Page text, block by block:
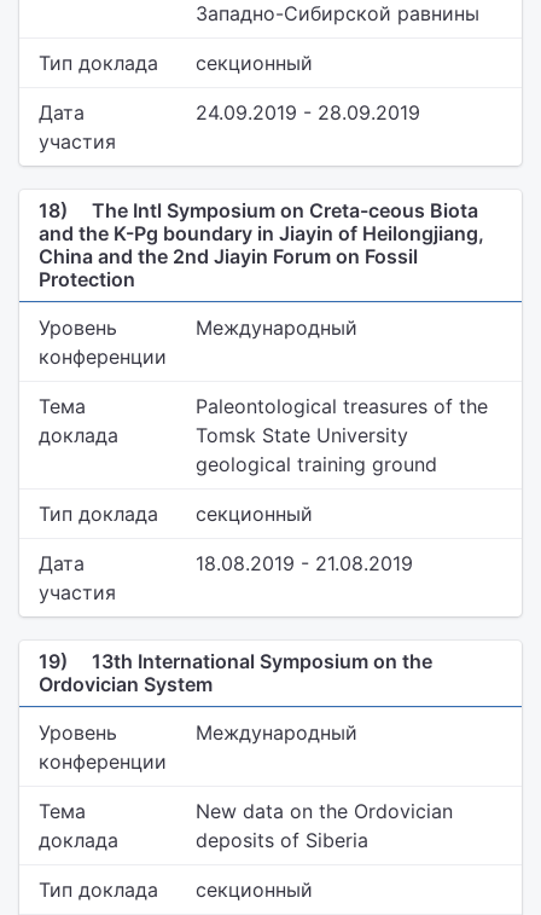
Западно-Сибирской равнины
Тип доклада секционный
Дата
участия
24.09.2019 - 28.09.2019
18)
The Intl Symposium on Creta-ceous Biota
and the K-Pg boundary in Jiayin of Heilongjiang,
China and the 2nd Jiayin Forum on Fossil
Protection
Уровень
конференции
Международный
Тема
доклада
Paleontological treasures of the
Tomsk State University
geological training ground
Тип доклада секционный
Дата
участия
18.08.2019 - 21.08.2019
19)
13th International Symposium on the
Ordovician System
Уровень
конференции
Международный
Тема
доклада
New data on the Ordovician
deposits of Siberia
Тип доклада секционный